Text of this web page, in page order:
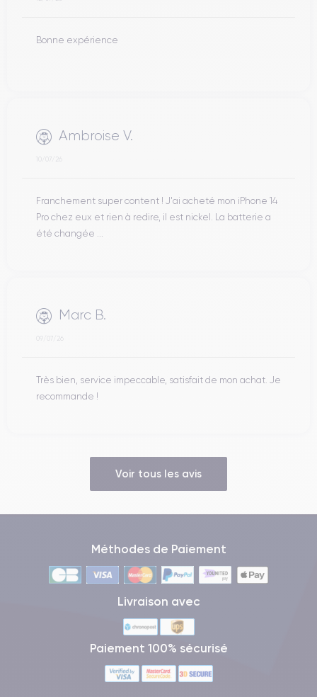
Bonne expérience
Ambroise V.
10/07/26
Franchement super content ! J'ai acheté mon iPhone 14
Pro chez eux et rien à redire, il est nickel. La batterie a
été changée ...
Marc B.
09/07/26
Très bien, service impeccable, satisfait de mon achat. Je
recommande !
Voir tous les avis
Méthodes de Paiement
Livraison avec
Paiement 100% sécurisé